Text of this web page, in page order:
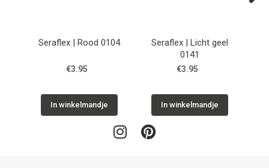
Seraflex | Rood 0104
€3.95
In winkelmandje
Seraflex | Licht geel
0141
€3.95
In winkelmandje